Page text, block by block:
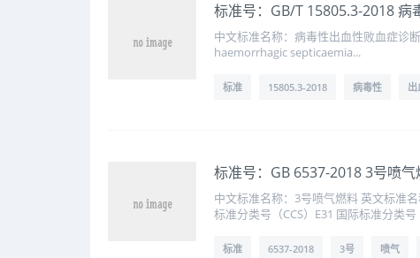
标准号：GB/T 15805.3-2018 病
中文标准名称：病毒性出血性败血症诊
haemorrhagic septicaemia...
标准 15805.3-2018 病毒性 出
标准号：GB 6537-2018 3号喷气
中文标准名称：3号喷气燃料 英文标准
标准分类号（CCS）E31 国际标准分类号
标准 6537-2018 3号 喷气